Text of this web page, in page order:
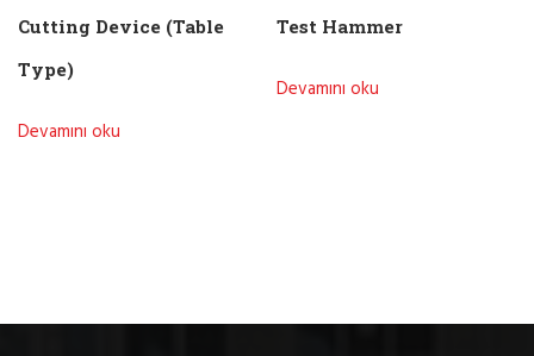
Cutting Device (Table
Type)
Devamını oku
Test Hammer
Devamını oku